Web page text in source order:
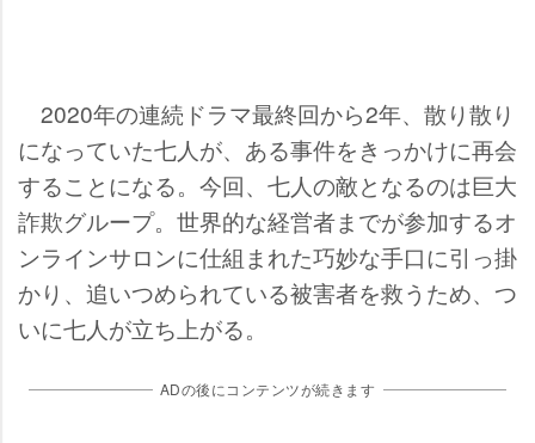
2020年の連続ドラマ最終回から2年、散り散り
になっていた七人が、ある事件をきっかけに再会
することになる。今回、七人の敵となるのは巨大
詐欺グループ。世界的な経営者までが参加するオ
ンラインサロンに仕組まれた巧妙な手口に引っ掛
かり、追いつめられている被害者を救うため、つ
いに七人が立ち上がる。
ADの後にコンテンツが続きます